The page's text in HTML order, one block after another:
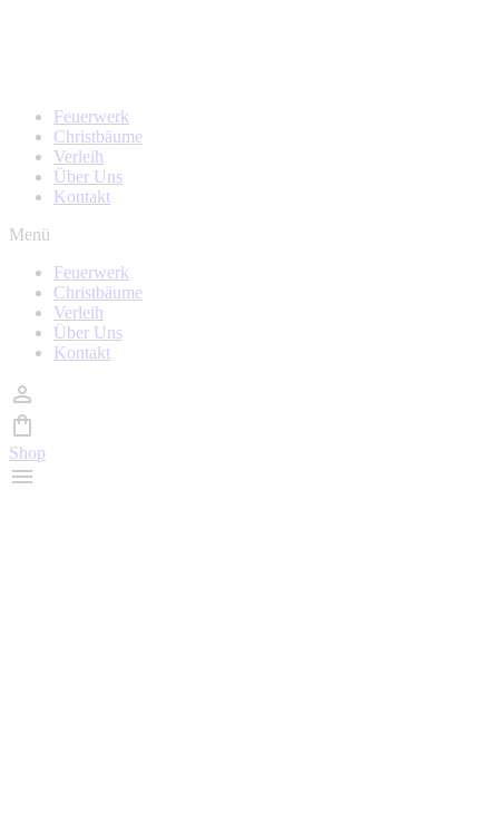
Feuerwerk
Christbäume
Verleih
Über Uns
Kontakt
Menü
Feuerwerk
Christbäume
Verleih
Über Uns
Kontakt
Shop